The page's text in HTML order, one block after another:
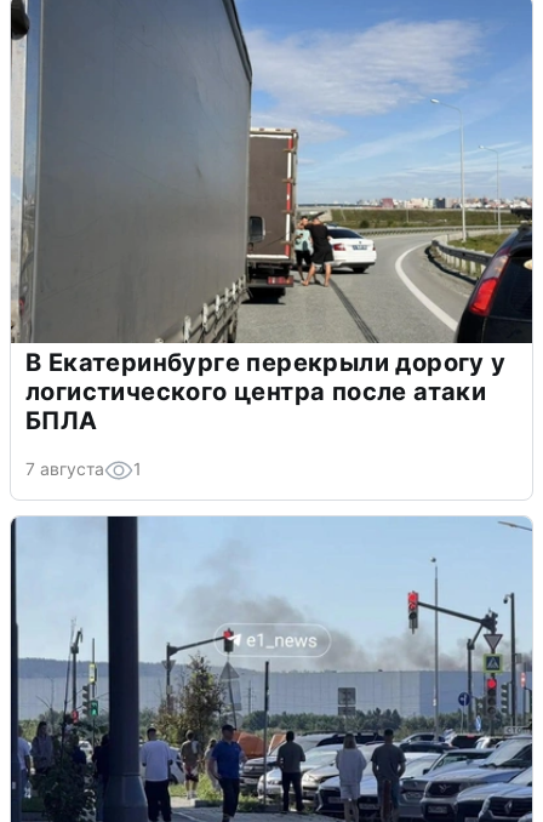
В Екатеринбурге перекрыли дорогу у
логистического центра после атаки
БПЛА
7 августа 1